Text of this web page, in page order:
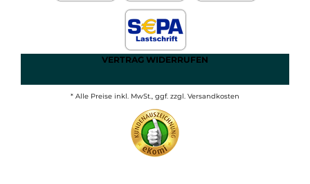
VERTRAG WIDERRUFEN
* Alle Preise inkl. MwSt., ggf. zzgl. Versandkosten